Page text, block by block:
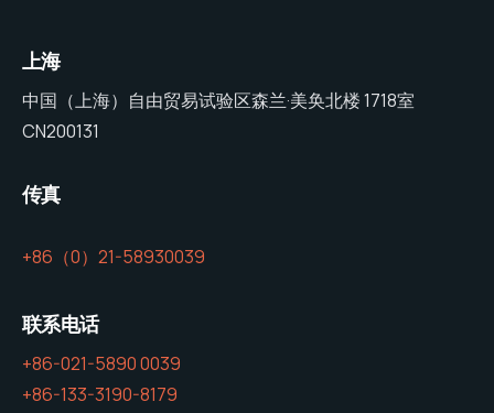
上海
中国（上海）自由贸易试验区森兰·美奂北楼 1718室
CN200131
传真
+86（0）21-58930039
联系电话
+86-021-5890 0039
+86-133-3190-8179